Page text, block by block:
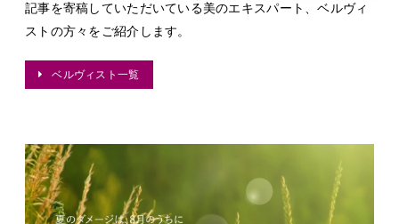
記事を寄稿していただいている美のエキスパート、ベルヴィ
ストの方々をご紹介します。
ベルヴィスト一覧